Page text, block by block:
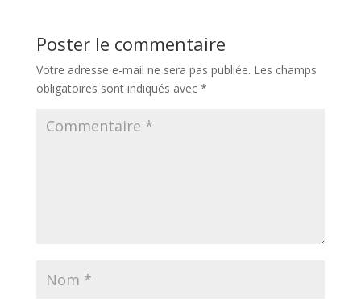
Poster le commentaire
Votre adresse e-mail ne sera pas publiée. Les champs
obligatoires sont indiqués avec *